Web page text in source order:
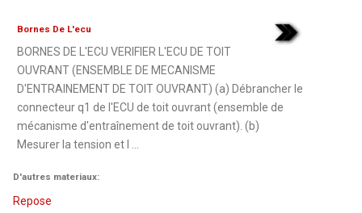
Bornes De L'ecu
BORNES DE L'ECU VERIFIER L'ECU DE TOIT
OUVRANT (ENSEMBLE DE MECANISME
D'ENTRAINEMENT DE TOIT OUVRANT) (a) Débrancher le
connecteur q1 de l'ECU de toit ouvrant (ensemble de
mécanisme d'entraînement de toit ouvrant). (b)
Mesurer la tension et l ...
D'autres materiaux:
Repose